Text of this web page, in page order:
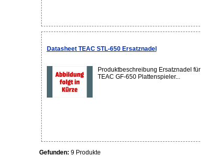
Datasheet TEAC STL-650 Ersatznadel
Produktbeschreibung Ersatznadel für
TEAC GF-650 Plattenspieler...
Gefunden: 9 Produkte